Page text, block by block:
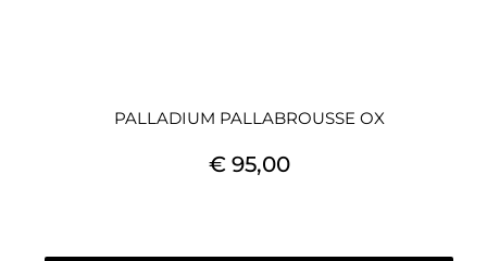
PALLADIUM PALLABROUSSE OX
€ 95,00